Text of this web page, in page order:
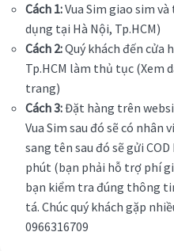
Cách 1:Vua Sim giao sim
dụng tại Hà Nội, Tp.HCM)
Cách 2:Quý khách đến cửa
Tp.HCM làm thủ tục (Xem
trang)
Cách 3:Đặt hàng trên
Vua Sim sau đó sẽ có
sang tên sau đó sẽ gửi
phút (bạn phải hỗ trợ phí
bạn kiểm tra đúng thông
tá. Chúc quý khách gặp
0966316709